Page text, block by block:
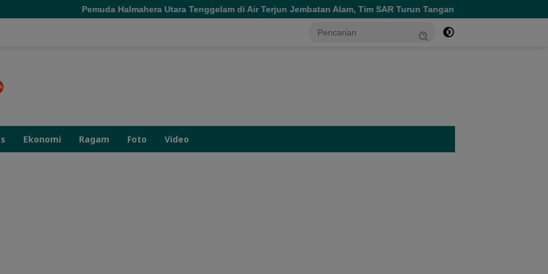
Pemuda Halmahera Utara Tenggelam di Air Terjun Jembatan Alam, Tim SAR Turun Tangan Persiapan Menuju TPT XXXV,
Ekonomi Ragam Foto Video